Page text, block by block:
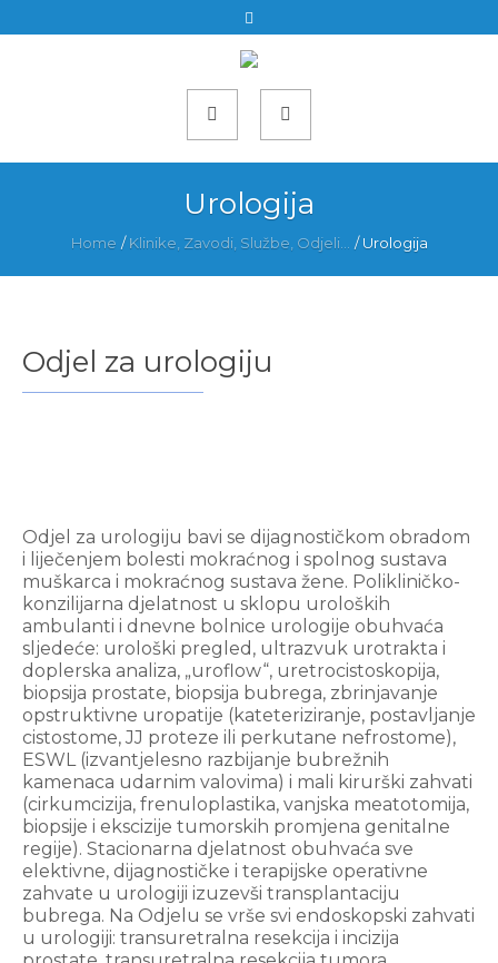
Urologija
Home /Klinike, Zavodi, Službe, Odjeli... /Urologija
Odjel za urologiju
Odjel za urologiju bavi se dijagnostičkom obradom
i liječenjem bolesti mokraćnog i spolnog sustava
muškarca i mokraćnog sustava žene. Polikliničko-
konzilijarna djelatnost u sklopu uroloških
ambulanti i dnevne bolnice urologije obuhvaća
sljedeće: urološki pregled, ultrazvuk urotrakta i
doplerska analiza, „uroflow“, uretrocistoskopija,
biopsija prostate, biopsija bubrega, zbrinjavanje
opstruktivne uropatije (kateteriziranje, postavljanje
cistostome, JJ proteze ili perkutane nefrostome),
ESWL (izvantjelesno razbijanje bubrežnih
kamenaca udarnim valovima) i mali kirurški zahvati
(cirkumcizija, frenuloplastika, vanjska meatotomija,
biopsije i ekscizije tumorskih promjena genitalne
regije). Stacionarna djelatnost obuhvaća sve
elektivne, dijagnostičke i terapijske operativne
zahvate u urologiji izuzevši transplantaciju
bubrega. Na Odjelu se vrše svi endoskopski zahvati
u urologiji: transuretralna resekcija i incizija